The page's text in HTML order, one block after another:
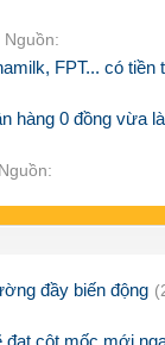
Nguồn:
FPT... có tiền
hàng 0 đồng vừa
đầy biến động